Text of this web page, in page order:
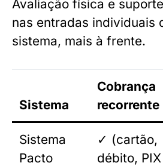
Avaliação física e
nas entradas individuais
sistema, mais à frente.
Sistema
Cobrança
recorrente
Sistema
Pacto
✓ (cartão,
débito, PIX